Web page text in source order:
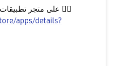
👇🏻
apps/details?